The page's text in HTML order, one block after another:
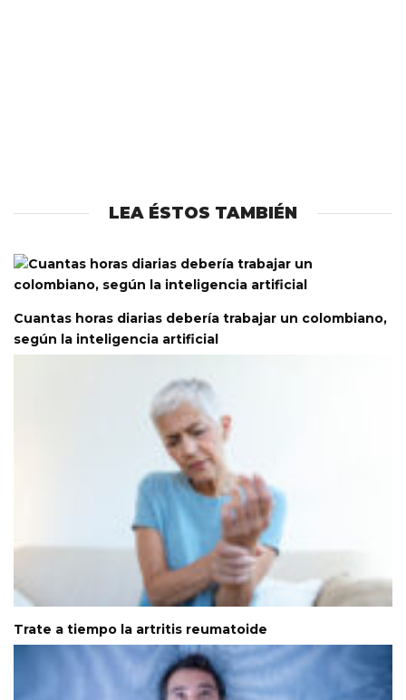
LEA ÉSTOS TAMBIÉN
Cuantas horas diarias debería trabajar un colombiano,
según la inteligencia artificial
Trate a tiempo la artritis reumatoide